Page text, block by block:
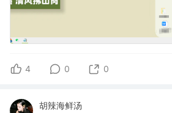
4 0 0
胡辣海鲜汤